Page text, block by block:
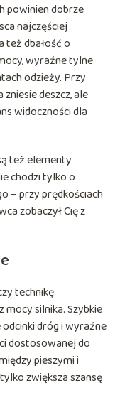
powinien dobrze
najczęściej
też dbałość o
wyraźne tylne
odzieży. Przy
deszcz, ale
widoczności dla
też elementy
chodzi tylko o
– przy prędkościach
zobaczył Cię z
technikę
silnika. Szybkie
dróg i wyraźne
dostosowanej do
pieszymi i
zwiększa szansę